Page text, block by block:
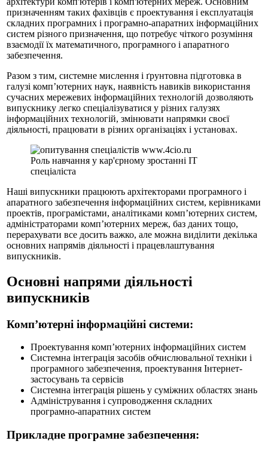
призначенням таких фахівців є проектування і експлуатація
складних програмних і програмно-апаратних інформаційних
систем різного призначення, що потребує чіткого розуміння
взаємодії їх математичного, програмного і апаратного
забезпечення.
Разом з тим, системне мислення і ґрунтовна підготовка в
галузі комп’ютерних наук, наявність навиків використання
сучасних мережевих інформаційних технологій дозволяють
випускнику легко спеціалізуватися у різних галузях
інформаційних технологій, змінювати напрямки своєї
діяльності, працювати в різних організаціях і установах.
Роль навчання у кар'єрному зростаннi IT
спецiалiста
Наші випускники працюють архітекторами програмного і
апаратного забезпечення інформаційних систем, керівниками
проектів, програмістами, аналітиками комп’ютерних систем,
адміністраторами комп’ютерних мереж, баз даних тощо,
перерахувати все досить важко, але можна виділити декілька
основних напрямів діяльності і працевлаштування
випускників.
Основні напрями діяльності
випускників
Комп’ютерні інформаційні системи:
Проектування комп’ютерних інформаційних систем
Системна інтеграція засобів обчислювальної техніки і
програмного забезпечення, проектування Інтернет-
застосувань та сервісів
Системна інтеграція рішень у суміжних областях знань
Адміністрування і супроводження складних
програмно-апаратних систем
Прикладне програмне забезпечення: